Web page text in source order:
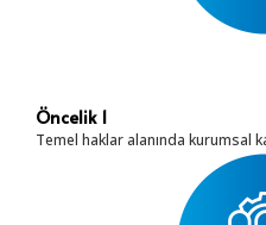
Öncelik 1
Temel haklar alanında kurumsal